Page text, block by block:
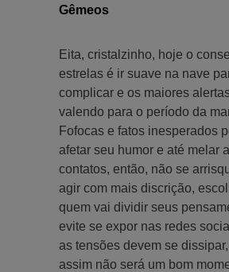
Gêmeos
Eita, cristalzinho, hoje o
estrelas é ir suave na nave
complicar e os maiores
valendo para o período da
Fofocas e fatos inesperados
afetar seu humor e até melar
contatos, então, não se
agir com mais discrição,
quem vai dividir seus
evite se expor nas redes
as tensões devem se
assim não será um bom